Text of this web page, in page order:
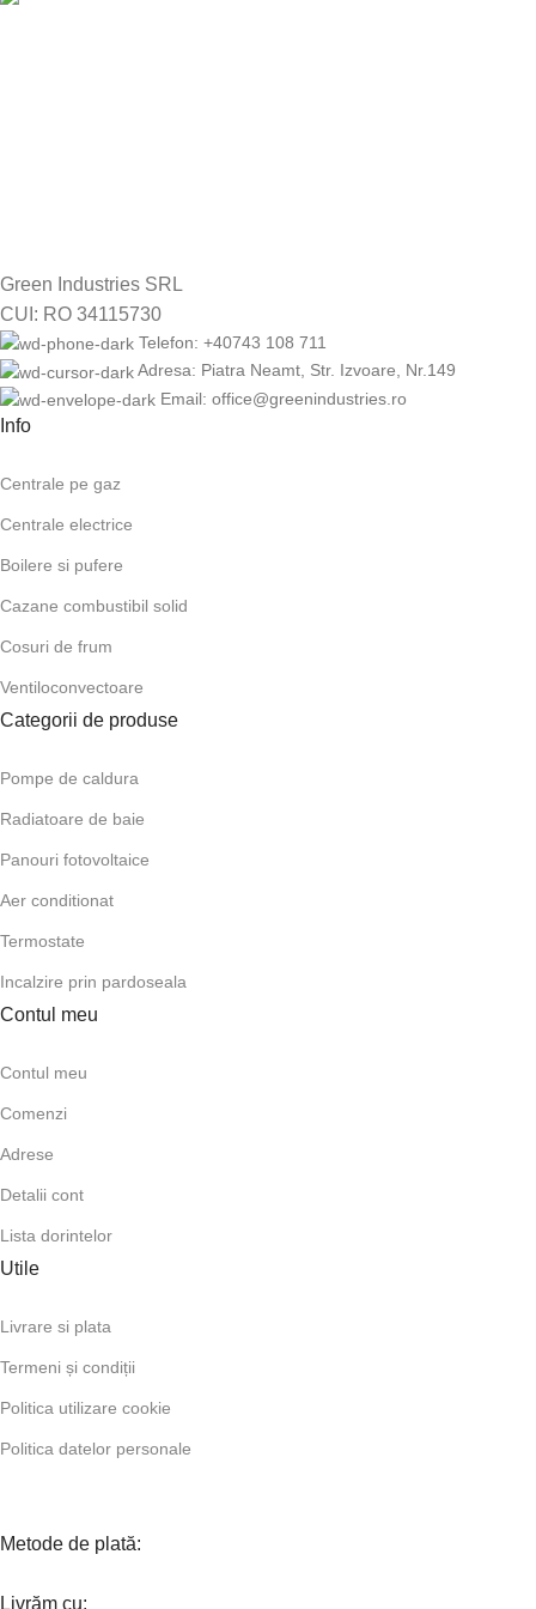
Green Industries SRL
CUI: RO 34115730
Telefon: +40743 108 711
Adresa: Piatra Neamt, Str. Izvoare, Nr.149
Email: office@greenindustries.ro
Info
Centrale pe gaz
Centrale electrice
Boilere si pufere
Cazane combustibil solid
Cosuri de frum
Ventiloconvectoare
Categorii de produse
Pompe de caldura
Radiatoare de baie
Panouri fotovoltaice
Aer conditionat
Termostate
Incalzire prin pardoseala
Contul meu
Contul meu
Comenzi
Adrese
Detalii cont
Lista dorintelor
Utile
Livrare si plata
Termeni și condiții
Politica utilizare cookie
Politica datelor personale
Metode de plată:
Livrăm cu: